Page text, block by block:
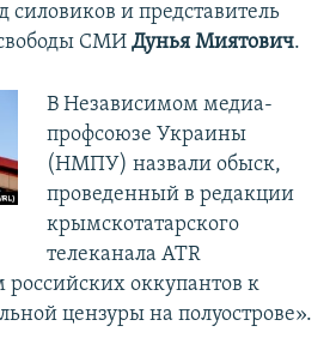
силовиков и представитель
СМИ Дунья Миятович.
В Независимом медиа-
профсоюзе Украины
(НМПУ) назвали обыск,
проведенный в редакции
крымскотатарского
телеканала ATR
оккупантов к
цензуры на полуострове».